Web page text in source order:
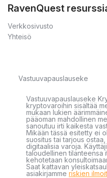
RavenQuest
Verkkosivusto
Yhteisö
Vastuuvapauslauseke
Vastuuvapauslauseke
kryptovaroihin sisältää
mukaan lukien
pääoman mahdollinen
sanoutuu irti kaikesta
Mikään tässä esitetty ei
suositus tai tarjous
digitaalisia varoja.
taloudellinen tilanteensa
kehotetaan
Saat kattavan
asiakirjamme riskien